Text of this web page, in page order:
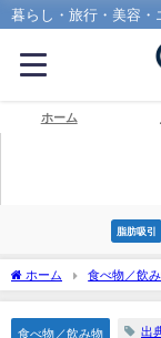
暮らし・旅行・美容
ホーム
脂肪吸引
ホーム 食べ物／飲
満足」の理由と作り方
食べ物／飲み物 出